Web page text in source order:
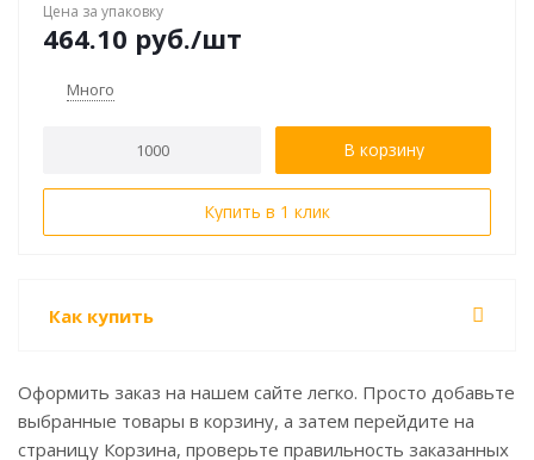
Цена за упаковку
464.10 руб./шт
Много
В корзину
Купить в 1 клик
Как купить
Оформить заказ на нашем сайте легко. Просто добавьте
выбранные товары в корзину, а затем перейдите на
страницу Корзина, проверьте правильность заказанных